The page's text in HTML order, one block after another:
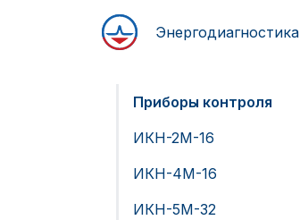
Энергодиагностика
Приборы контроля
ИКН-2М-16
ИКН-4М-16
ИКН-5М-32